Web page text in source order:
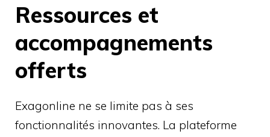
Ressources et
accompagnements
offerts
Exagonline ne se limite pas à ses
fonctionnalités innovantes. La plateforme